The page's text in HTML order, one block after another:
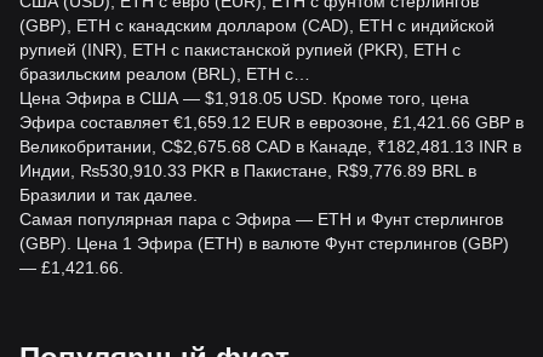
Стоимость 1 ETH в GBP постоянно меняется, и без
актуальной рыночной котировки её нельзя указать точно.
Проверьте источник цен в реальном времени, например
Bitget Exchange, прежде чем принимать решение о
торговле или конвертации.
Облагается ли конвертация ETH в GBP налогом?
Потенциально. В Соединённом Королевстве продажа
или обмен ETH может привести к возникновению
налогооблагаемого прироста капитала в зависимости от
ваших обстоятельств и допустимых затрат. Ведите
(GBP), ETH с канадским долларом (CAD), ETH с индийской
рупией (INR), ETH с пакистанской рупией (PKR), ETH с
бразильским реалом (BRL), ETH с…
Цена Эфира в США — $1,918.05 USD. Кроме того, цена
Эфира составляет €1,659.12 EUR в еврозоне, £1,421.66 GBP в
Великобритании, C$2,675.68 CAD в Канаде, ₹182,481.13 INR в
Индии, ₨530,910.33 PKR в Пакистане, R$9,776.89 BRL в
Бразилии и так далее.
Самая популярная пара с Эфира — ETH и Фунт стерлингов
(GBP). Цена 1 Эфира (ETH) в валюте Фунт стерлингов (GBP)
— £1,421.66.